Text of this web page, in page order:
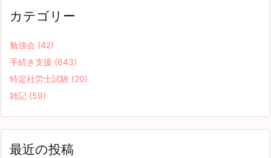
カテゴリー
勉強会 (42)
手続き支援 (643)
特定社労士試験 (20)
雑記 (59)
最近の投稿